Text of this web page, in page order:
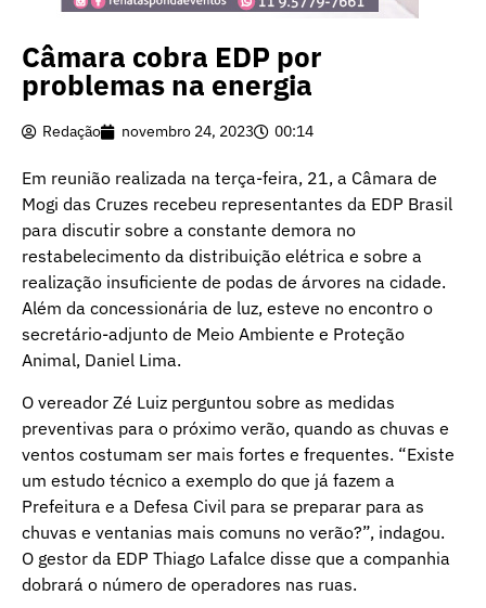
Câmara cobra EDP por
problemas na energia
Redação novembro 24, 2023 00:14
Em reunião realizada na terça-feira, 21, a Câmara de
Mogi das Cruzes recebeu representantes da EDP Brasil
para discutir sobre a constante demora no
restabelecimento da distribuição elétrica e sobre a
realização insuficiente de podas de árvores na cidade.
Além da concessionária de luz, esteve no encontro o
secretário-adjunto de Meio Ambiente e Proteção
Animal, Daniel Lima.
O vereador Zé Luiz perguntou sobre as medidas
preventivas para o próximo verão, quando as chuvas e
ventos costumam ser mais fortes e frequentes. “Existe
um estudo técnico a exemplo do que já fazem a
Prefeitura e a Defesa Civil para se preparar para as
chuvas e ventanias mais comuns no verão?”, indagou.
O gestor da EDP Thiago Lafalce disse que a companhia
dobrará o número de operadores nas ruas.